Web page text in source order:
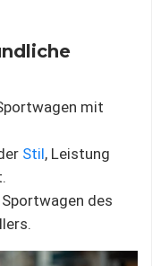
mit
Stil, Leistung
des